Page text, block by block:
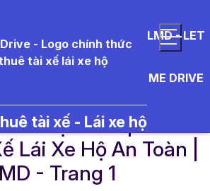
LMD - LET
ME DRIVE
tài xế - Lái xe hộ
xe hộ toàn quốc -
Lái Xe Hộ An Toàn |
- Trang 1​